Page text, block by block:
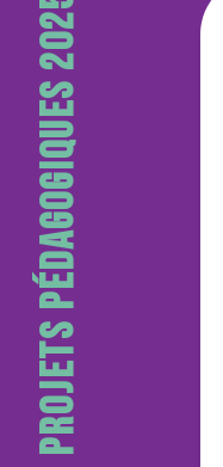
Projets pédagogiques 2025-2026